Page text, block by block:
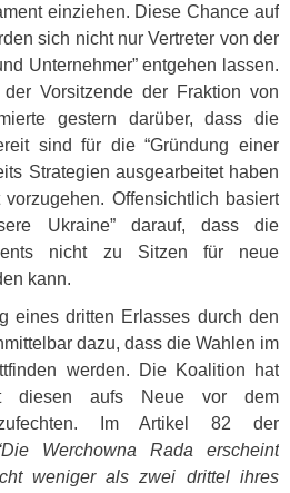
einziehen. Diese Chance auf
sich nicht nur Vertreter von der
Unternehmer” entgehen lassen.
Vorsitzende der Fraktion von
gestern darüber, dass die
sind für die “Gründung einer
Strategien ausgearbeitet haben
Offensichtlich basiert
Ukraine” darauf, dass die
nicht zu Sitzen für neue
kann.
eines dritten Erlasses durch den
dazu, dass die Wahlen im
werden. Die Koalition hat
diesen aufs Neue vor dem
Im Artikel 82 der
Werchowna Rada erscheint
weniger als zwei drittel ihres